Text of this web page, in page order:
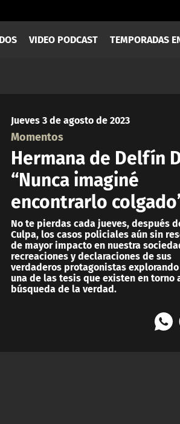
VIDEO PODCAST TEMPORADAS
Jueves 3 de agosto de 2023
Momentos
Hermana de Delfín
“Nunca imaginé
encontrarlo
No te pierdas cada jueves, después
Culpa, los casos policiales aún sin
de mayor impacto en nuestra
recreaciones y declaraciones de sus
verdaderos protagonistas
una de las tesis que existen en torno
búsqueda de la verdad.